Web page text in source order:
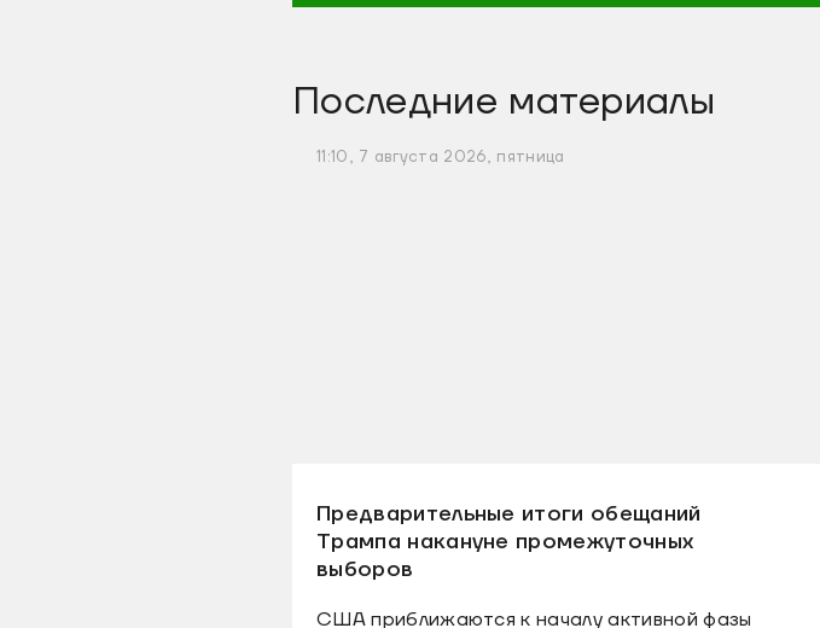
Последние материалы
11:10, 7 августа 2026, пятница
Предварительные итоги обещаний
Трампа накануне промежуточных
выборов
США приближаются к началу активной фазы